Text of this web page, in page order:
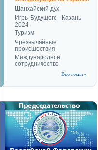
Шанхайский дух
Игры Будущего - Казань
2024
Туризм
Чрезвычайные
происшествия
Международное
сотрудничество
Все темы »